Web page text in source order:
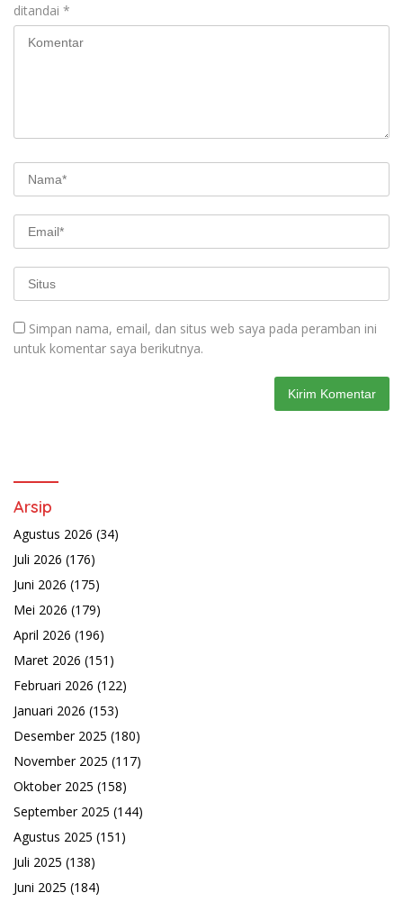
ditandai *
Simpan nama, email, dan situs web saya pada peramban ini
untuk komentar saya berikutnya.
Arsip
Agustus 2026 (34)
Juli 2026 (176)
Juni 2026 (175)
Mei 2026 (179)
April 2026 (196)
Maret 2026 (151)
Februari 2026 (122)
Januari 2026 (153)
Desember 2025 (180)
November 2025 (117)
Oktober 2025 (158)
September 2025 (144)
Agustus 2025 (151)
Juli 2025 (138)
Juni 2025 (184)